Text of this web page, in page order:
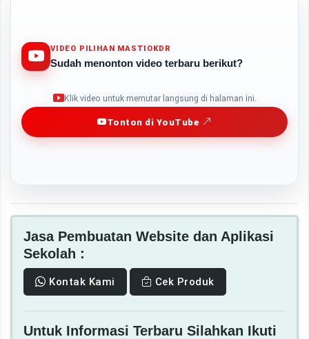
VIDEO PILIHAN MASTIOKDR
Sudah menonton video terbaru berikut?
Klik video untuk memutar langsung di halaman ini.
Tonton di YouTube
Jasa Pembuatan Website dan Aplikasi
Sekolah :
Kontak Kami Cek Produk
Untuk Informasi Terbaru Silahkan Ikuti